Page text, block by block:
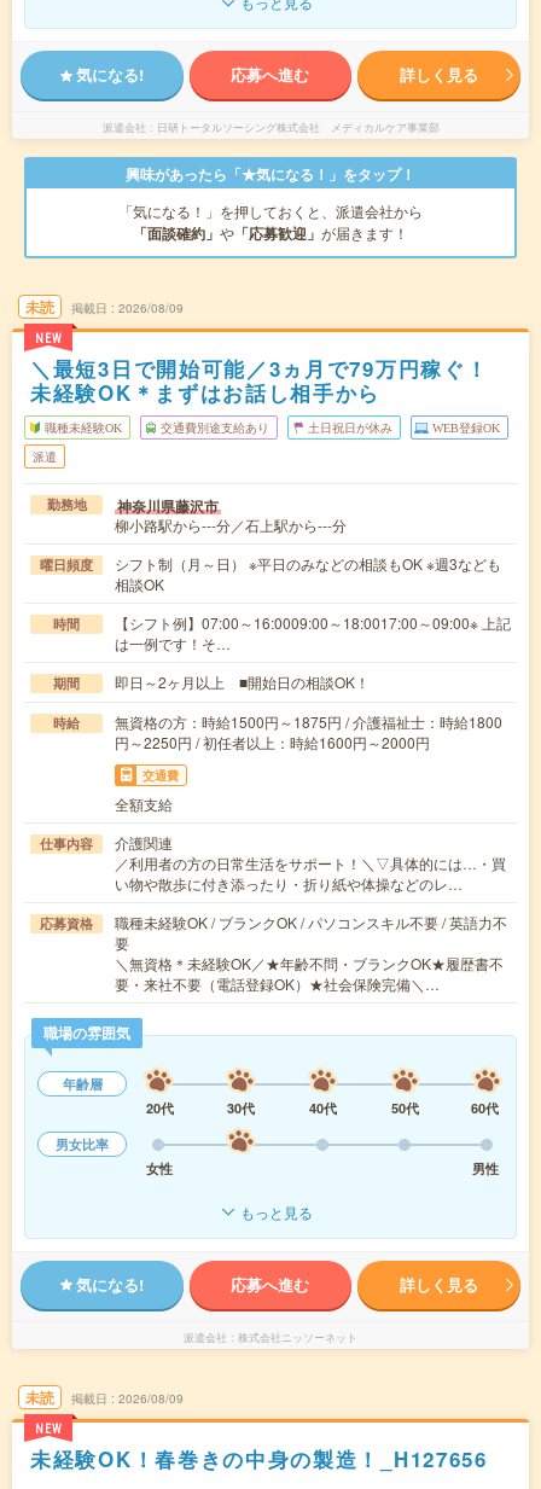
気になる! 応募へ進む 詳しく見る
派遣会社 日研トータルソーシング株式会社 メディカルケア事業部
興味があったら「★気になる！」をタップ！
「気になる！」を押しておくと、派遣会社から
「面談確約」 や 「応募歓迎」 が届きます！
未読
NEW
掲載日 2026/08/09
＼最短3日で開始可能／3ヵ月で79万円稼ぐ！
未経験OK＊まずはお話し相手から
職種未経験OK 交通費別途支給あり 土日祝日が休み WEB登録OK
派遣
勤務地 神奈川県藤沢市
柳小路駅から---分／石上駅から---分
曜日頻度
シフト制（月～日） ※平日のみなどの相談もOK ※週3なども
相談OK
時間
【シフト例】07:00～16:0009:00～18:0017:00～09:00※ 上記
は一例です！そ…
期間 即日～2ヶ月以上 ■開始日の相談OK！
時給
無資格の方：時給1500円～1875円 / 介護福祉士：時給1800
円～2250円 / 初任者以上：時給1600円～2000円
交通費
全額支給
仕事内容
介護関連
／利用者の方の日常生活をサポート！＼▽具体的には…・買
い物や散歩に付き添ったり・折り紙や体操などのレ…
応募資格
職種未経験OK / ブランクOK / パソコンスキル不要 / 英語力不
要
＼無資格＊未経験OK／★年齢不問・ブランクOK★履歴書不
要・来社不要（電話登録OK）★社会保険完備＼…
職場の雰囲気
年齢層
20代
30代 40代 50代
60代
男女比率
女性
男性
もっと見る
気になる! 応募へ進む 詳しく見る
派遣会社 株式会社ニッソーネット
未読
NEW
掲載日 2026/08/09
未経験OK！春巻きの中身の製造！_H127656